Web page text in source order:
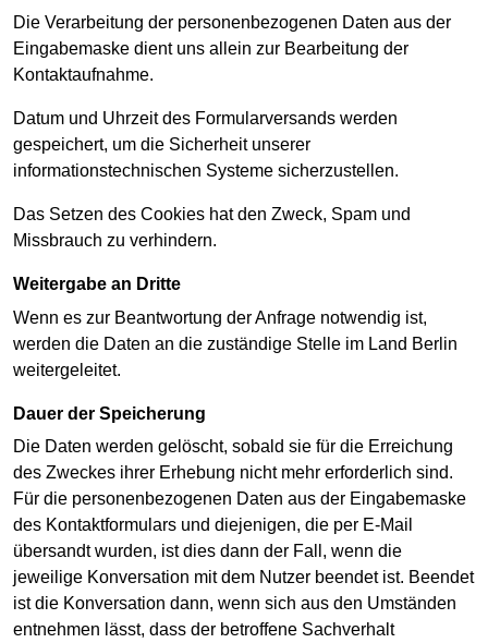
Die Verarbeitung der personenbezogenen Daten aus der
Eingabemaske dient uns allein zur Bearbeitung der
Kontaktaufnahme.
Datum und Uhrzeit des Formularversands werden
gespeichert, um die Sicherheit unserer
informationstechnischen Systeme sicherzustellen.
Das Setzen des Cookies hat den Zweck, Spam und
Missbrauch zu verhindern.
Weitergabe an Dritte
Wenn es zur Beantwortung der Anfrage notwendig ist,
werden die Daten an die zuständige Stelle im Land Berlin
weitergeleitet.
Dauer der Speicherung
Die Daten werden gelöscht, sobald sie für die Erreichung
des Zweckes ihrer Erhebung nicht mehr erforderlich sind.
Für die personenbezogenen Daten aus der Eingabemaske
des Kontaktformulars und diejenigen, die per E-Mail
übersandt wurden, ist dies dann der Fall, wenn die
jeweilige Konversation mit dem Nutzer beendet ist. Beendet
ist die Konversation dann, wenn sich aus den Umständen
entnehmen lässt, dass der betroffene Sachverhalt